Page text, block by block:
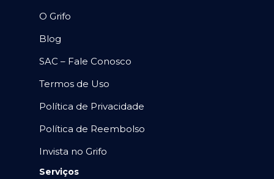
O Grifo
Blog
SAC – Fale Conosco
Termos de Uso
Política de Privacidade
Política de Reembolso
Invista no Grifo
Serviços